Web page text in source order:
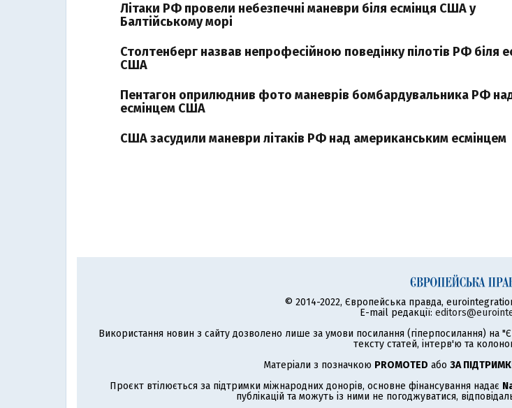
Літаки РФ провели небезпечні маневри біля есмінця США у
Балтійському морі
Столтенберг назвав непрофесійною поведінку пілотів РФ біля
США
Пентагон оприлюднив фото маневрів бомбардувальника РФ
есмінцем США
США засудили маневри літаків РФ над американським есмінцем
© 2014-2022, Європейська правда,
E-mail редакції:
Використання новин з сайту дозволено лише за умови посилання (гіперпосилання) на
тексту статей, інтерв'ю та
Матеріали з позначкою PROMOTED або ЗА
Проєкт втілюється за підтримки міжнародних донорів, основне фінансування надає
публікацій та можуть із ними не погоджуватися,